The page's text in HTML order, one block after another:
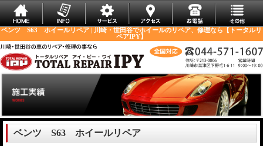
ベンツ S63 ホイールリペア | 川崎・世田谷でホイールのリペア、修理なら【トータルリ
ペアIPY】
ベンツ S63 ホイールリペア